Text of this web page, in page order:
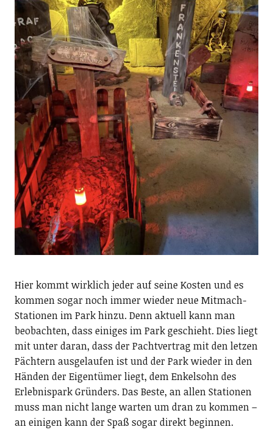
Hier kommt wirklich jeder auf seine Kosten und es
kommen sogar noch immer wieder neue Mitmach-
Stationen im Park hinzu. Denn aktuell kann man
beobachten, dass einiges im Park geschieht. Dies liegt
mit unter daran, dass der Pachtvertrag mit den letzen
Pächtern ausgelaufen ist und der Park wieder in den
Händen der Eigentümer liegt, dem Enkelsohn des
Erlebnispark Gründers. Das Beste, an allen Stationen
muss man nicht lange warten um dran zu kommen –
an einigen kann der Spaß sogar direkt beginnen.